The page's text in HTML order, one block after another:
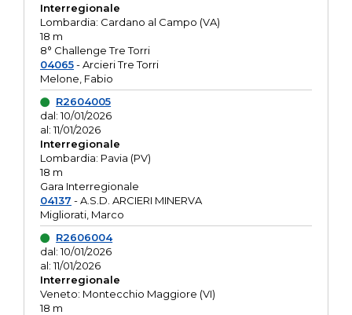
Interregionale
Lombardia: Cardano al Campo (VA)
18 m
8° Challenge Tre Torri
04065- Arcieri Tre Torri
Melone, Fabio
R2604005
dal: 10/01/2026
al: 11/01/2026
Interregionale
Lombardia: Pavia (PV)
18 m
Gara Interregionale
04137 - A.S.D. ARCIERI MINERVA
Migliorati, Marco
R2606004
dal: 10/01/2026
al: 11/01/2026
Interregionale
Veneto: Montecchio Maggiore (VI)
18 m